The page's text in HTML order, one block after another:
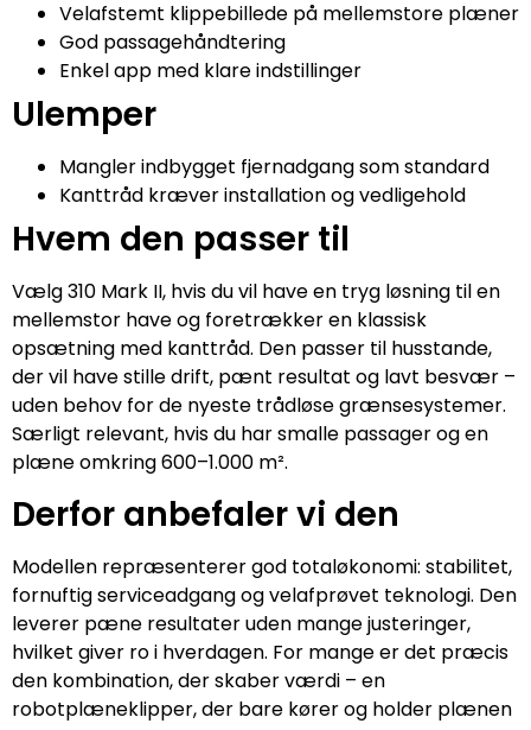
Velafstemt klippebillede på mellemstore plæner
God passagehåndtering
Enkel app med klare indstillinger
Ulemper
Mangler indbygget fjernadgang som standard
Kanttråd kræver installation og vedligehold
Hvem den passer til
Vælg 310 Mark II, hvis du vil have en tryg løsning til en
mellemstor have og foretrækker en klassisk
opsætning med kanttråd. Den passer til husstande,
der vil have stille drift, pænt resultat og lavt besvær –
uden behov for de nyeste trådløse grænsesystemer.
Særligt relevant, hvis du har smalle passager og en
plæne omkring 600–1.000 m².
Derfor anbefaler vi den
Modellen repræsenterer god totaløkonomi: stabilitet,
fornuftig serviceadgang og velafprøvet teknologi. Den
leverer pæne resultater uden mange justeringer,
hvilket giver ro i hverdagen. For mange er det præcis
den kombination, der skaber værdi – en
robotplæneklipper, der bare kører og holder plænen